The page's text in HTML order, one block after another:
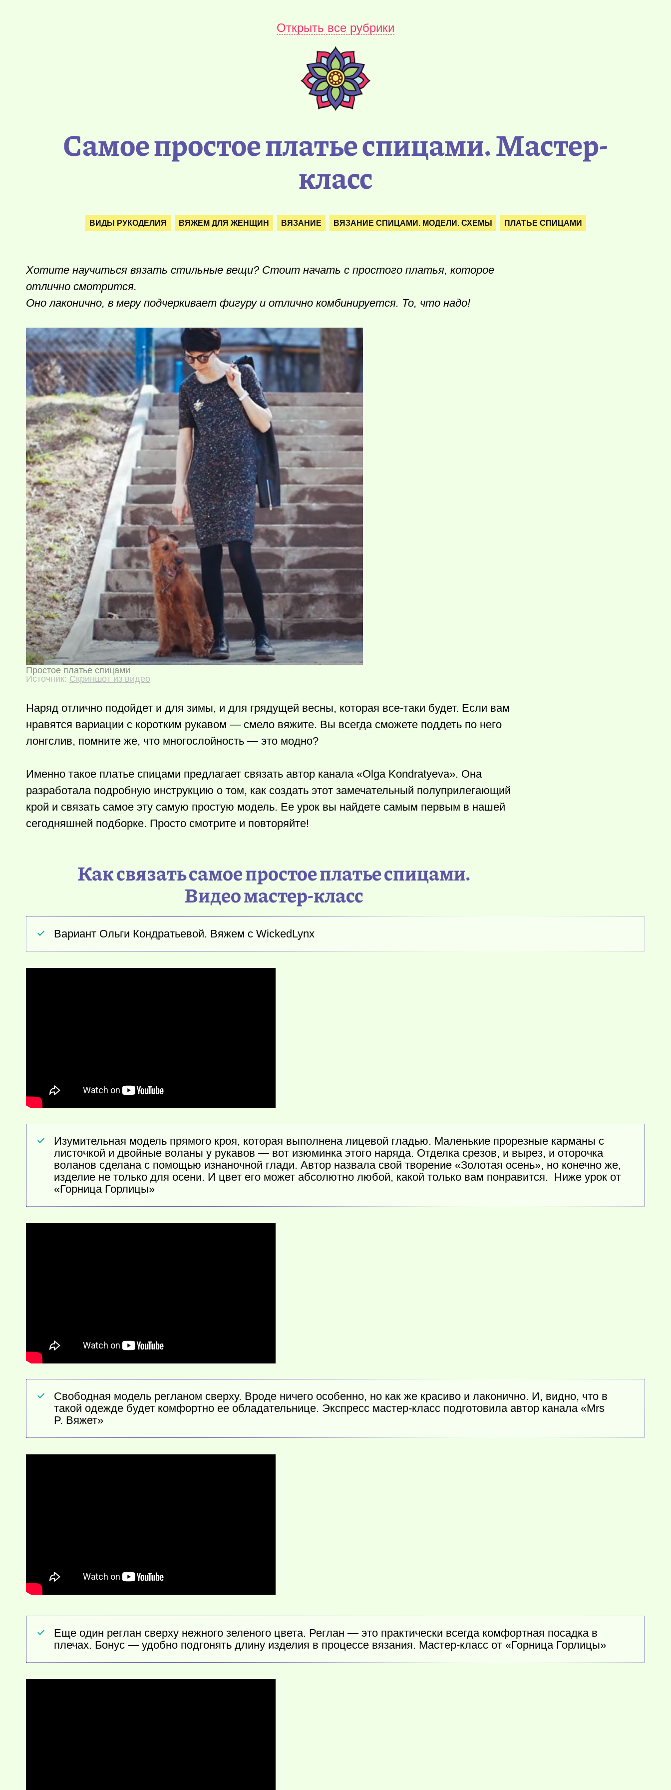
Открыть все рубрики
Самое простое платье спицами. Мастер-
класс
ВИДЫ РУКОДЕЛИЯ ВЯЖЕМ ДЛЯ ЖЕНЩИН ВЯЗАНИЕ ВЯЗАНИЕ СПИЦАМИ. МОДЕЛИ. СХЕМЫ ПЛАТЬЕ СПИЦАМИ
Хотите научиться вязать стильные вещи? Стоит начать с простого платья, которое
отлично смотрится.
Оно лаконично, в меру подчеркивает фигуру и отлично комбинируется. То, что надо!
Простое платье спицами
Источник: Скриншот из видео
Наряд отлично подойдет и для зимы, и для грядущей весны, которая все-таки будет. Если вам
нравятся вариации с коротким рукавом — смело вяжите. Вы всегда сможете поддеть по него
лонгслив, помните же, что многослойность — это модно?
Именно такое платье спицами предлагает связать автор канала «Olga Kondratyeva». Она
разработала подробную инструкцию о том, как создать этот замечательный полуприлегающий
крой и связать самое эту самую простую модель. Ее урок вы найдете самым первым в нашей
сегодняшней подборке. Просто смотрите и повторяйте!
Как связать самое простое платье спицами.
Видео мастер-класс
Вариант Ольги Кондратьевой. Вяжем с WickedLynx
Изумительная модель прямого кроя, которая выполнена лицевой гладью. Маленькие прорезные карманы с
листочкой и двойные воланы у рукавов — вот изюминка этого наряда. Отделка срезов, и вырез, и оторочка
воланов сделана с помощью изнаночной глади. Автор назвала свой творение «Золотая осень», но конечно же,
изделие не только для осени. И цвет его может абсолютно любой, какой только вам понравится. Ниже урок от
«Горница Горлицы»
Свободная модель регланом сверху. Вроде ничего особенно, но как же красиво и лаконично. И, видно, что в
такой одежде будет комфортно ее обладательнице. Экспресс мастер-класс подготовила автор канала «Mrs
P. Вяжет»
Еще один реглан сверху нежного зеленого цвета. Реглан — это практически всегда комфортная посадка в
плечах. Бонус — удобно подгонять длину изделия в процессе вязания. Мастер-класс от «Горница Горлицы»